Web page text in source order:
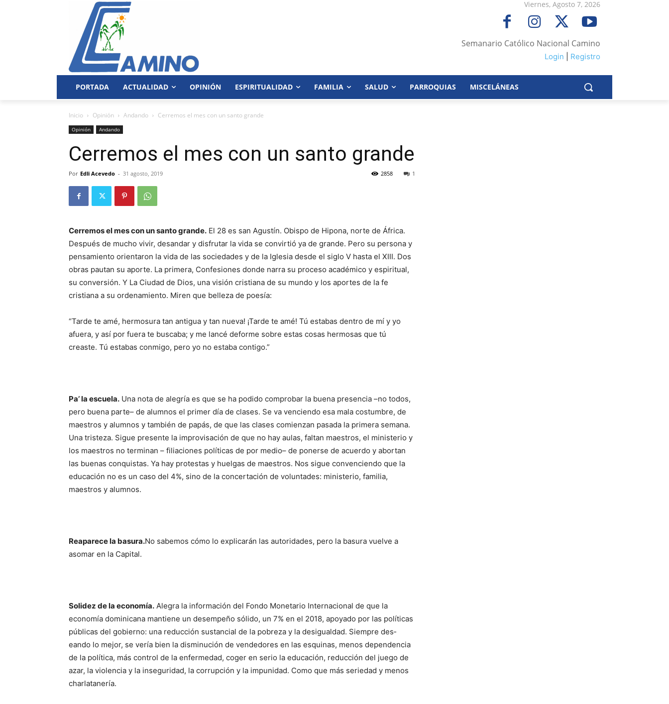
Viernes, Agosto 7, 2026
Semanario Católico Nacional Camino
Login Registro
PORTADA ACTUALIDAD OPINIÓN ESPIRITUALIDAD FAMILIA SALUD PARROQUIAS MISCELÁNEAS
Inicio Opinión Andando Cerremos el mes con un santo gran­de
Opinión Andando
Cerremos el mes con un santo gran­de
Por Edli Acevedo - 31 agosto, 2019 1
2858
Cerremos el mes con un santo gran­de. El 28 es san Agustín. Obispo de Hipona, norte de Áfri­ca.
Después de mucho vivir, desandar y disfrutar la vida se convirtió ya de grande. Pero su persona y
pensamiento orientaron la vida de las sociedades y de la Iglesia desde el siglo V hasta el XIII. Dos
obras pautan su aporte. La primera, Confesiones donde narra su proceso aca­démico y espiritual,
su conversión. Y La Ciudad de Dios, una visión cristiana de su mundo y los aportes de la fe
cristiana a su ordenamiento. Miren que belleza de poesía:
“Tarde te amé, hermosura tan antigua y tan nueva! ¡Tarde te amé! Tú estabas dentro de mí y yo
afuera, y así por fuera te buscaba; y me lancé deforme so­bre estas cosas hermo­sas que tú
creaste. Tú estabas conmigo, pero yo no estaba contigo.”
Pa’ la escuela. Una nota de alegría es que se ha podido comprobar la buena presencia –no todos,
pero buena parte– de alumnos el primer día de clases. Se va venciendo esa mala costumbre, de
maestros y alumnos y también de papás, de que las clases comienzan pasada la pri­mera semana.
Una tristeza. Sigue presente la improvisación de que no hay aulas, faltan maestros, el ministerio y
los maestros no terminan – filiaciones políticas de por medio– de ponerse de acuerdo y abortan
las buenas conquistas. Ya hay protestas y huelgas de maestros. Nos sigue convenciendo que la
educación no es un caso del 4%, sino de la concer­tación de voluntades: ministerio, familia,
maestros y alumnos.
Rea­parece la basura.No sabemos cómo lo explicarán las autoridades, pero la basura vuelve a
asomar en la Capital.
Solidez de la economía. Alegra la información del Fondo Monetario Internacional de que la
economía dominicana mantiene un desempeño sólido, un 7% en el 2018, apoyado por las políticas
públicas del gobierno: una re­duc­ción sustancial de la pobreza y la desi­gual­dad. Siempre des­
eando lo mejor, se ve­ría bien la disminución de ven­dedores en las esquinas, menos de­pen­dencia
de la polí­tica, más control de la enfermedad, coger en serio la educación, re­ducción del juego de
azar, la violencia y la inseguridad, la corrupción y la impunidad. Como que más serie­dad y menos
charlatanería.